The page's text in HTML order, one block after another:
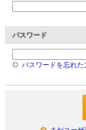
パスワード
パスワードを忘れた